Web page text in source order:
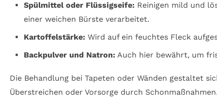
Spülmittel oder Flüssigseife: Reinigen mild und
einer weichen Bürste verarbeitet.
Kartoffelstärke: Wird auf ein feuchtes Fleck
Backpulver und Natron: Auch hier bewährt, um
Die Behandlung bei Tapeten oder Wänden gestaltet
Überstreichen oder Vorsorge durch